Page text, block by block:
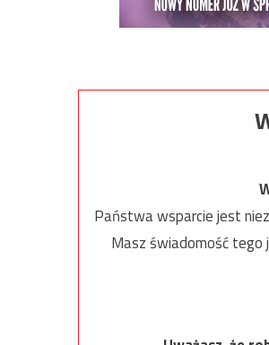
Państwa wsparcie jest
Masz świadomość tego